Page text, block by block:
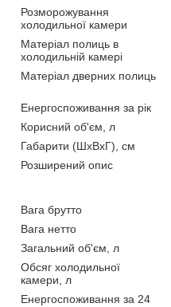
Розморожування
холодильної камери
Матеріал полиць в
холодильній камері
Матеріал дверних полиць
Енергоспоживання за рік
Корисний об'єм, л
Габарити (ШхВхГ), см
Розширений опис
Вага брутто
Вага нетто
Загальний об'єм, л
Обсяг холодильної
камери, л
Енергоспоживання за 24